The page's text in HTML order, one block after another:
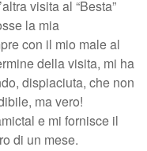
visita al “Besta”
la mia
con il mio male al
della visita, mi ha
dispiaciuta, che non
ma vero!
e mi fornisce il
di un mese.